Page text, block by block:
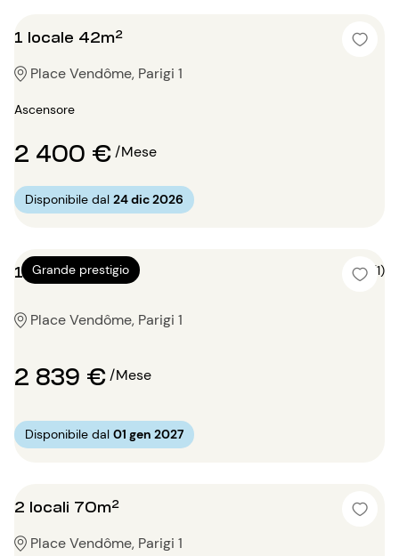
1 locale 42m²
Place Vendôme, Parigi 1
Ascensore
2 400 €/Mese
Disponibile dal 24 dic 2026
Grande prestigio
1 locale 62m² 5 (1)
Place Vendôme, Parigi 1
2 839 €/Mese
Disponibile dal 01 gen 2027
2 locali 70m²
Place Vendôme, Parigi 1